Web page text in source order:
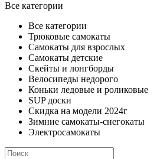
Все категории
Все категории
Трюковые самокаты
Самокаты для взрослых
Самокаты детские
Cкейты и лонгборды
Велосипеды недорого
Коньки ледовые и роликовые
SUP доски
Скидка на модели 2024г
Зимние самокаты-снегокаты
Электросамокаты